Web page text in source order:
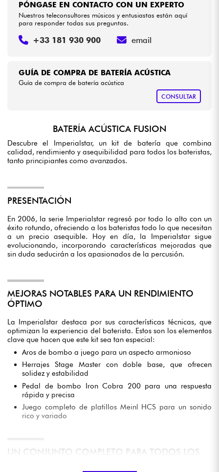
GUÍA DE COMPRA DE BATERÍA ACÚSTICA
Guía de compra de batería acústica
CONSULTAR
PÓNGASE EN CONTACTO CON UN EXPERTO
Nuestros teleconsultores músicos y entusiastas están aquí
para responder todas sus preguntas.
+33 181 930 900 email
BATERÍA ACÚSTICA FUSION
Descubre el Imperialstar, un kit de batería que combina
calidad, rendimiento y asequibilidad para todos los bateristas,
tanto principiantes como avanzados.
PRESENTACIÓN
En 2006, la serie Imperialstar regresó por todo lo alto con un
éxito rotundo, ofreciendo a los bateristas todo lo que necesitan
a un precio asequible. Hoy en día, la Imperialstar sigue
evolucionando, incorporando características mejoradas que
sin duda seducirán a los apasionados de la percusión.
MEJORAS NOTABLES PARA UN RENDIMIENTO
ÓPTIMO
La Imperialstar destaca por sus características técnicas, que
optimizan la experiencia del baterista. Estos son los elementos
clave que hacen que este kit sea tan especial:
Aros de bombo a juego para un aspecto armonioso
Herrajes Stage Master con doble base, que ofrecen
solidez y estabilidad
Pedal de bombo Iron Cobra 200 para una respuesta
rápida y precisa
Juego completo de platillos Meinl HCS para un sonido
rico y variado
UN CONJUNTO COMPLETO PARA TODOS LOS